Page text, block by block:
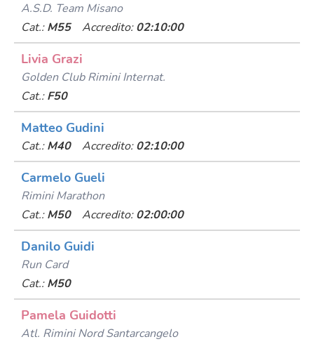
A.s.d. Team Misano
Cat.: M55 Accredito: 02:10:00
Livia Grazi
Golden Club Rimini Internat.
Cat.: F50
Matteo Gudini
Cat.: M40 Accredito: 02:10:00
Carmelo Gueli
Rimini Marathon
Cat.: M50 Accredito: 02:00:00
Danilo Guidi
Run Card
Cat.: M50
Pamela Guidotti
Atl. Rimini Nord Santarcangelo